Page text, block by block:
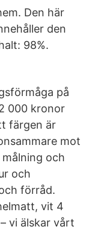
Den här
den
98%.
på
000 kronor
färgen är
mot
och
och
förråd.
vit 4
vi älskar vårt